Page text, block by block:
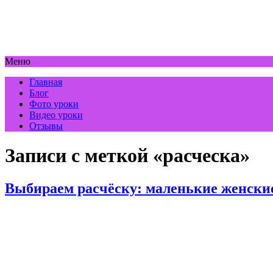
Меню
Главная
Блог
Фото уроки
Видео уроки
Отзывы
Записи с меткой «расческа»
Выбираем расчёску: маленькие